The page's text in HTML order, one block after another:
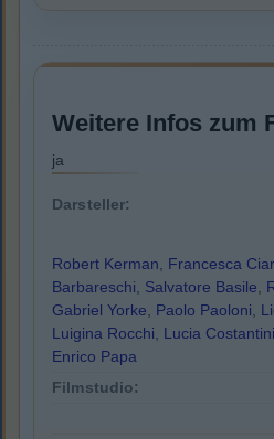
Weitere Infos zum
ja
Darsteller:
Robert Kerman, Francesca
Barbareschi, Salvatore Basile,
Gabriel Yorke, Paolo Paoloni,
Luigina Rocchi, Lucia Costantini
Enrico Papa
Filmstudio: